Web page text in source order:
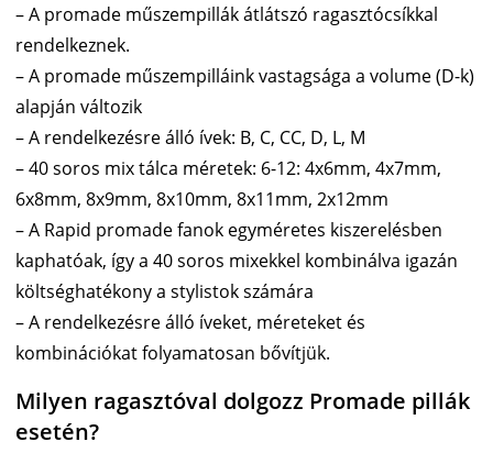
– A promade műszempillák átlátszó ragasztócsíkkal
rendelkeznek.
– A promade műszempilláink vastagsága a volume (D-k)
alapján változik
– A rendelkezésre álló ívek: B, C, CC, D, L, M
– 40 soros mix tálca méretek: 6-12: 4x6mm, 4x7mm,
6x8mm, 8x9mm, 8x10mm, 8x11mm, 2x12mm
– A Rapid promade fanok egyméretes kiszerelésben
kaphatóak, így a 40 soros mixekkel kombinálva igazán
költséghatékony a stylistok számára
– A rendelkezésre álló íveket, méreteket és
kombinációkat folyamatosan bővítjük.
Milyen ragasztóval dolgozz Promade pillák
esetén?